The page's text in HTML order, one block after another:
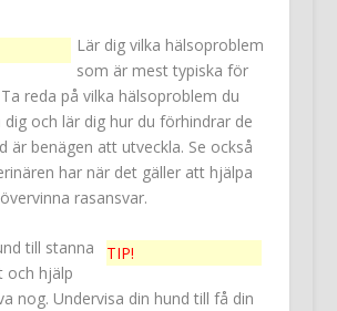
Lär dig vilka hälsoproblem
som är mest typiska för
reda på vilka hälsoproblem du
och lär dig hur du förhindrar de
är benägen att utveckla. Se också
har när det gäller att hjälpa
rasansvar.
TIP!
till stanna
och hjälp
nog. Undervisa din hund till få din